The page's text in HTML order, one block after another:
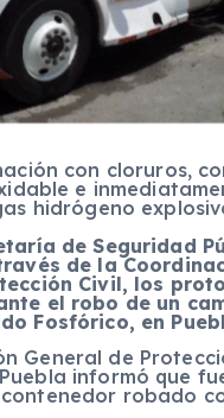
con cloruros,
e
hidrógeno
de Seguridad
de la
Civil, los
el robo de un
Fosfórico, en
General de
informó que
robado